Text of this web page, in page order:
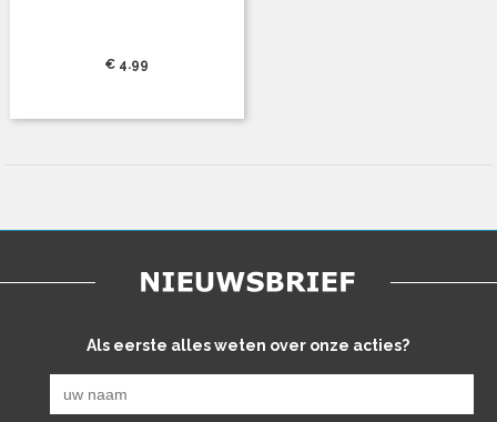
€ 4.99
Als eerste alles weten over onze acties?